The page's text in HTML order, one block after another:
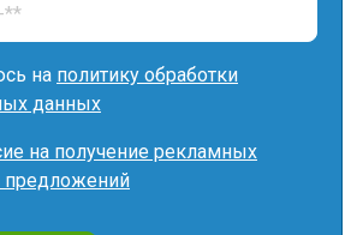
на политику обработки
данных
на получение рекламных
предложений